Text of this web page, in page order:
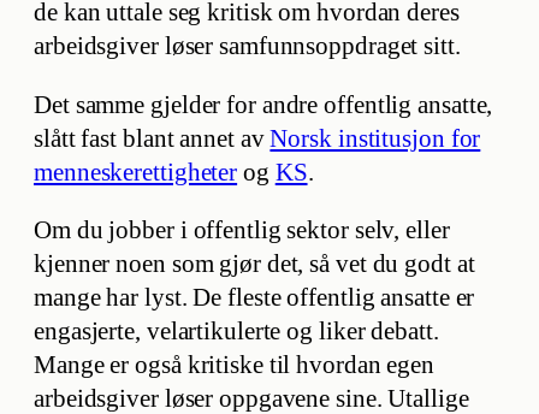
de kan uttale seg kritisk om hvordan deres
arbeidsgiver løser samfunnsoppdraget sitt.
Det samme gjelder for andre offentlig ansatte,
slått fast blant annet avNorsk institusjon for
menneskerettigheter og KS.
Om du jobber i offentlig sektor selv, eller
kjenner noen som gjør det, så vet du godt at
mange har lyst. De fleste offentlig ansatte er
engasjerte, velartikulerte og liker debatt.
Mange er også kritiske til hvordan egen
arbeidsgiver løser oppgavene sine. Utallige